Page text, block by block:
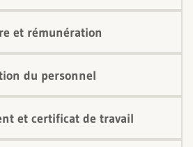
et rémunération
du personnel
et certificat de travail